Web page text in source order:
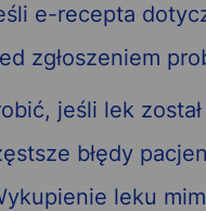
e-recepta
zgłoszeniem
jeśli lek
błędy
leku